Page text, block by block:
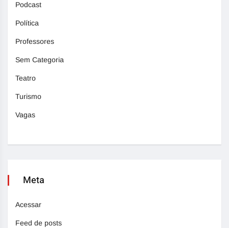
Podcast
Política
Professores
Sem Categoria
Teatro
Turismo
Vagas
Meta
Acessar
Feed de posts